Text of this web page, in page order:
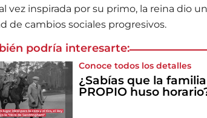
vez inspirada por su primo, la reina dio
de cambios sociales progresivos.
podría interesarte:
Conoce todos los detalles
¿Sabías que la
PROPIO huso